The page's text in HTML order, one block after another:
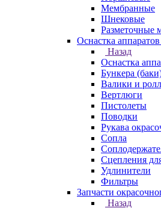
Мембранные
Шнековые
Разметочные
Оснастка
Назад
Оснастка
Бункера
Валики и
Вертлюги
Пистолеты
Поводки
Рукава
Сопла
Сцепления
Удлинители
Фильтры
Запчасти
Назад